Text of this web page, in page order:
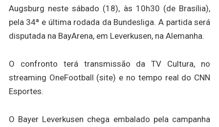
Augsburg neste sábado (18), às 10h30 (de Brasília),
pela 34ª e última rodada da Bundesliga. A partida será
disputada na BayArena, em Leverkusen, na Alemanha.
O confronto terá transmissão da TV Cultura, no
streaming OneFootball (site) e no tempo real do CNN
Esportes.
O Bayer Leverkusen chega embalado pela campanha